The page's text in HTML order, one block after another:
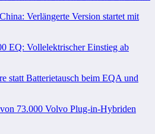
Verlängerte Version startet mit
EQ: Vollelektrischer Einstieg ab
statt Batterietausch beim EQA und
73.000 Volvo Plug-in-Hybriden